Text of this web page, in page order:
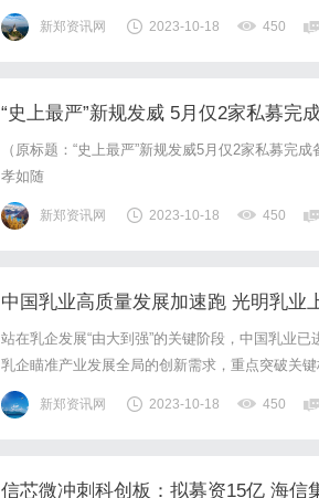
新郑资讯网 2023-10-18 450
“史上最严”新规发威 5月仅2家私募完
（原标题：“史上最严”新规发威5月仅2家私募完
孝如随
新郑资讯网 2023-10-18 450
中国乳业高质量发展加速跑 光明乳业
站在乳企发展“由大到强”的关键阶段，中国乳业
乳企瞄准产业发展全局的创新需求，重点突破关
进我国从乳业大国向乳业强国迈进。作为行业领
强自立，提高国民生活品质。乳业不仅是实体经
新郑资讯网 2023-10-18 450
信芯微冲刺科创板：拟募资15亿 海信